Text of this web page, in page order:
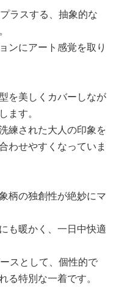
ラスする、抽象的な
ンにアート感覚を取り
を美しくカバーしなが
ます。
練された大人の印象を
わせやすくなっていま
柄の独創性が絶妙にマ
も暖かく、一日中快適
スとして、個性的で
る特別な一着です。